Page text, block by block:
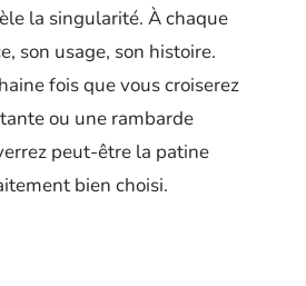
la singularité. À chaque
son usage, son histoire.
fois que vous croiserez
ou une rambarde
peut-être la patine
bien choisi.